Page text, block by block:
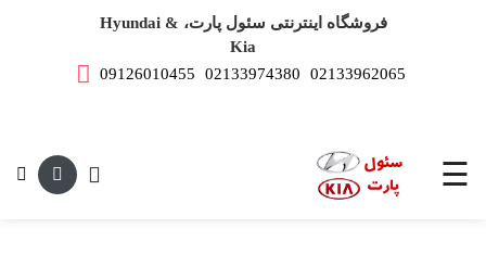
فروشگاه اینترنتی سئول پارت، Hyundai &
Kia
02133962065
02133974380
09126010455
یدکی
هیوندای
☰